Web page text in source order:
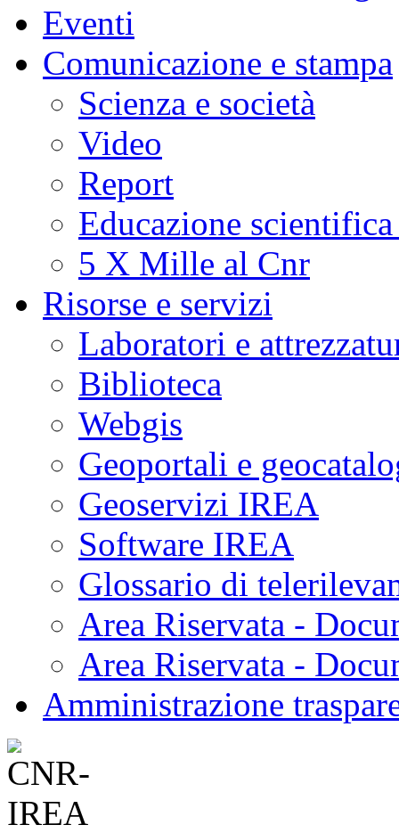
Eventi
Comunicazione e stampa
Scienza e società
Video
Report
Educazione
5 X Mille al Cnr
Risorse e servizi
Laboratori e
Biblioteca
Webgis
Geoportali e
Geoservizi IREA
Software IREA
Glossario di
Area Riservata -
Area Riservata -
Amministrazione